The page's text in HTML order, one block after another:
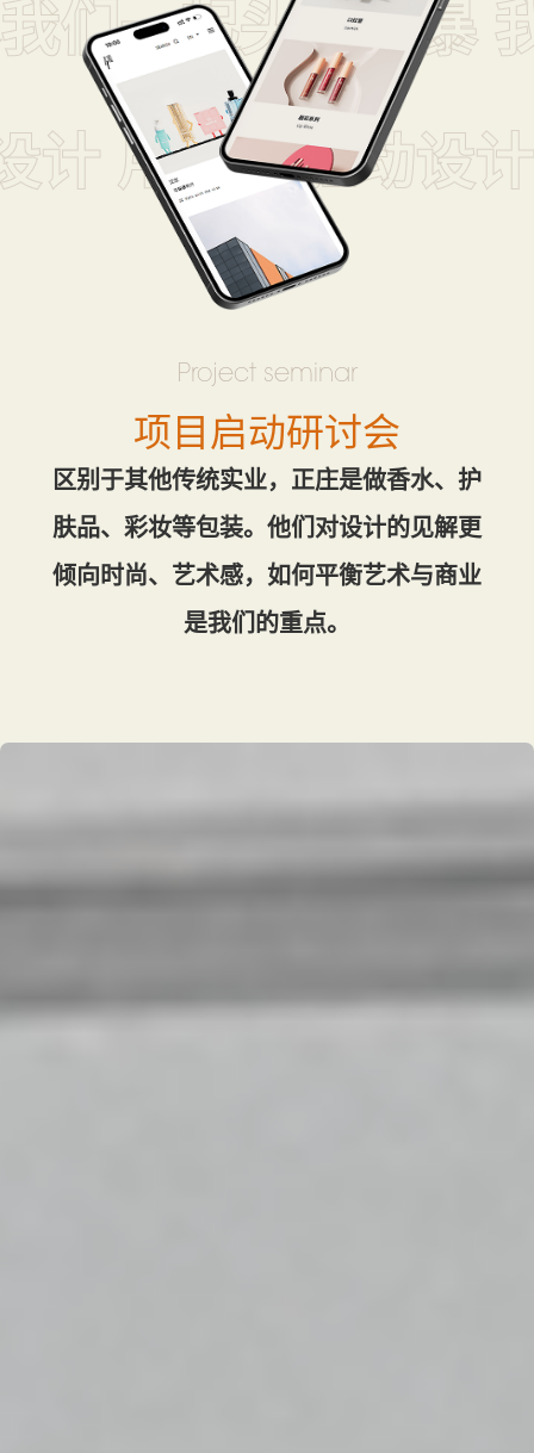
我们一起头脑风暴
计 用创意驱动设计
Project seminar
项目启动研讨会
区别于其他传统实业，正庄是做香水、护
肤品、彩妆等包装。他们对设计的见解更
倾向时尚、艺术感，如何平衡艺术与商业
是我们的重点。